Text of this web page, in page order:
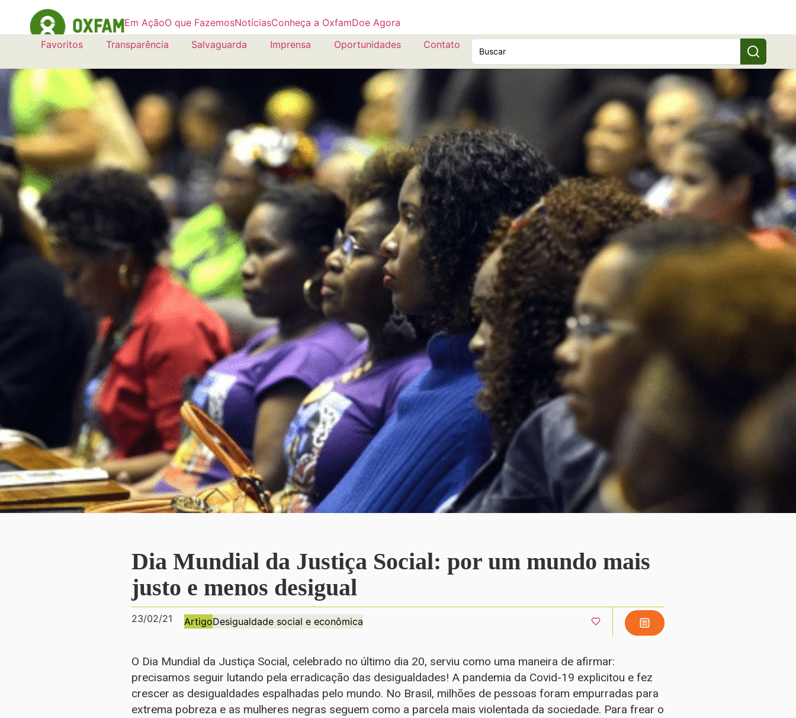
Em AçãoO que FazemosNotíciasConheça a OxfamDoe Agora
Favoritos
Transparência Salvaguarda Imprensa Oportunidades Contato
Dia Mundial da Justiça Social: por um mundo mais
justo e menos desigual
23/02/21 ArtigoDesigualdade social e econômica
O Dia Mundial da Justiça Social, celebrado no último dia 20, serviu como uma maneira de afirmar:
precisamos seguir lutando pela erradicação das desigualdades! A pandemia da Covid-19 explicitou e fez
crescer as desigualdades espalhadas pelo mundo. No Brasil, milhões de pessoas foram empurradas para
extrema pobreza e as mulheres negras seguem como a parcela mais violentada da sociedade. Para frear o